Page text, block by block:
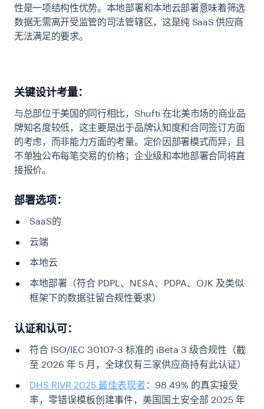
性是一项结构性优势。本地部署和本地云部署意味着筛选
数据无需离开受监管的司法管辖区，这是纯 SaaS 供应商
无法满足的要求。
关键设计考量：
与总部位于美国的同行相比，Shufti 在北美市场的商业品
牌知名度较低，这主要是出于品牌认知度和合同签订方面
的考虑，而非能力方面的考量。定价因部署模式而异，且
不单独公布每笔交易的价格；企业级和本地部署合同将直
接报价。
部署选项：
SaaS的
云端
本地云
本地部署（符合 PDPL、NESA、PDPA、OJK 及类似
框架下的数据驻留合规性要求）
认证和认可：
符合 ISO/IEC 30107-3 标准的 iBeta 3 级合规性（截
至 2026 年 5 月，全球仅有三家供应商持有此认证）
DHS RIVR 2025 最佳表现者：98.49% 的真实接受
率，零错误模板创建事件，美国国土安全部 2025 年